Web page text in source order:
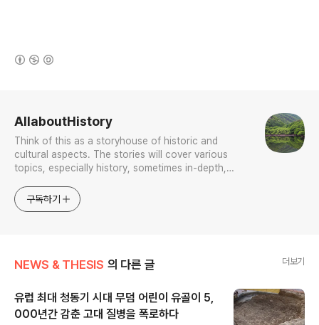
AllaboutHistory
Think of this as a storyhouse of historic and
cultural aspects. The stories will cover various
topics, especially history, sometimes in-depth,
approach will be to resist any common sense or
generalized viewpoint
구독하기
NEWS & THESIS 의 다른 글 더보기
유럽 ​​최대 청동기 시대 무덤 어린이 유골이 5,
000년간 감춘 고대 질병을 폭로하다